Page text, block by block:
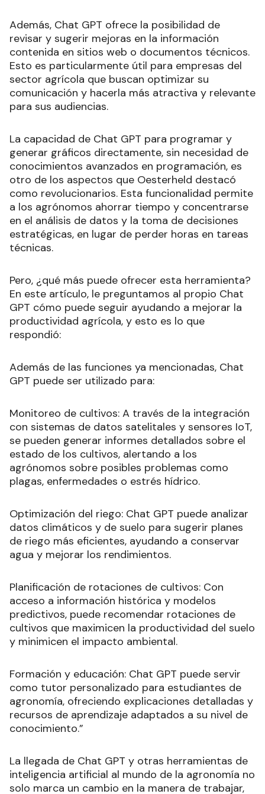
Además, Chat GPT ofrece la posibilidad de
revisar y sugerir mejoras en la información
contenida en sitios web o documentos técnicos.
Esto es particularmente útil para empresas del
sector agrícola que buscan optimizar su
comunicación y hacerla más atractiva y relevante
para sus audiencias.
La capacidad de Chat GPT para programar y
generar gráficos directamente, sin necesidad de
conocimientos avanzados en programación, es
otro de los aspectos que Oesterheld destacó
como revolucionarios. Esta funcionalidad permite
a los agrónomos ahorrar tiempo y concentrarse
en el análisis de datos y la toma de decisiones
estratégicas, en lugar de perder horas en tareas
técnicas.
Pero, ¿qué más puede ofrecer esta herramienta?
En este artículo, le preguntamos al propio Chat
GPT cómo puede seguir ayudando a mejorar la
productividad agrícola, y esto es lo que
respondió:
Además de las funciones ya mencionadas, Chat
GPT puede ser utilizado para:
Monitoreo de cultivos: A través de la integración
con sistemas de datos satelitales y sensores IoT,
se pueden generar informes detallados sobre el
estado de los cultivos, alertando a los
agrónomos sobre posibles problemas como
plagas, enfermedades o estrés hídrico.
Optimización del riego: Chat GPT puede analizar
datos climáticos y de suelo para sugerir planes
de riego más eficientes, ayudando a conservar
agua y mejorar los rendimientos.
Planificación de rotaciones de cultivos: Con
acceso a información histórica y modelos
predictivos, puede recomendar rotaciones de
cultivos que maximicen la productividad del suelo
y minimicen el impacto ambiental.
Formación y educación: Chat GPT puede servir
como tutor personalizado para estudiantes de
agronomía, ofreciendo explicaciones detalladas y
recursos de aprendizaje adaptados a su nivel de
conocimiento.”
La llegada de Chat GPT y otras herramientas de
inteligencia artificial al mundo de la agronomía no
solo marca un cambio en la manera de trabajar,